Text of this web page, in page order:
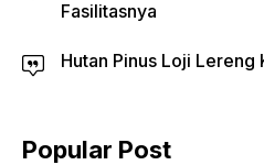
Fasilitasnya
Hutan Pinus Loji Lereng
Popular Post